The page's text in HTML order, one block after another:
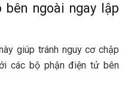
bên ngoài ngay lập
giúp tránh nguy cơ chập
các bộ phận điện tử bên